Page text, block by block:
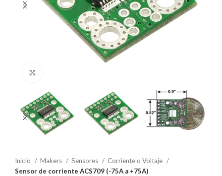
Inicio Makers Sensores
Corriente o Voltaje
Sensor de corriente ACS709 (-75A a +75A)